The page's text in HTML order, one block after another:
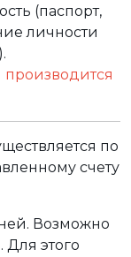
(паспорт,
личности
производится
по
счету
Возможно
этого